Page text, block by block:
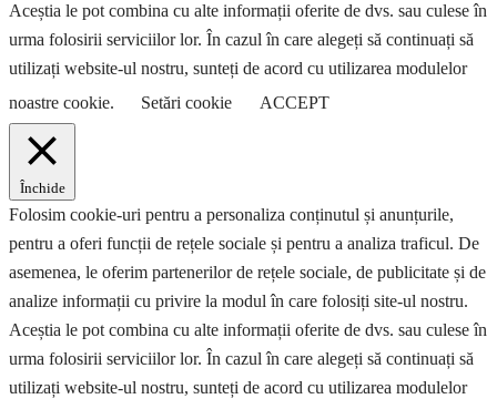
Aceștia le pot combina cu alte informații oferite de dvs. sau culese în
urma folosirii serviciilor lor. În cazul în care alegeți să continuați să
utilizați website-ul nostru, sunteți de acord cu utilizarea modulelor
noastre cookie.
Setări cookie ACCEPT
Închide
Folosim cookie-uri pentru a personaliza conținutul și anunțurile,
pentru a oferi funcții de rețele sociale și pentru a analiza traficul. De
asemenea, le oferim partenerilor de rețele sociale, de publicitate și de
analize informații cu privire la modul în care folosiți site-ul nostru.
Aceștia le pot combina cu alte informații oferite de dvs. sau culese în
urma folosirii serviciilor lor. În cazul în care alegeți să continuați să
utilizați website-ul nostru, sunteți de acord cu utilizarea modulelor